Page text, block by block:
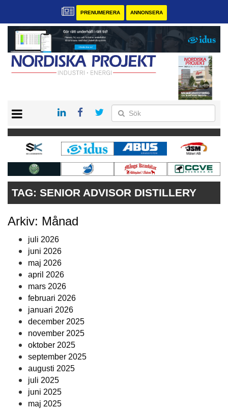
PRENUMERERA ANNONSERA
KONTAKT
VÅRA ANDRA MAGASIN
PRENUMERERA
ANNONSERA
TAG: SENIOR ADVISOR DISTILLERY
Arkiv: Månad
juli 2026
juni 2026
maj 2026
april 2026
mars 2026
februari 2026
januari 2026
december 2025
november 2025
oktober 2025
september 2025
augusti 2025
juli 2025
juni 2025
maj 2025